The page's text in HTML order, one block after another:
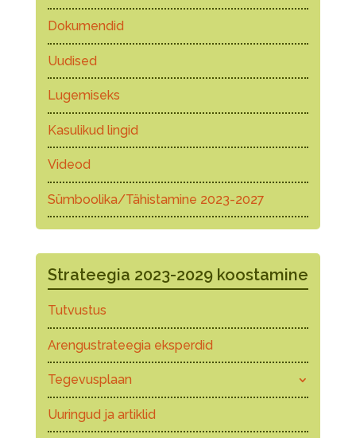
Dokumendid
Uudised
Lugemiseks
Kasulikud lingid
Videod
Sümboolika/Tähistamine 2023-2027
Strateegia 2023-2029 koostamine
Tutvustus
Arengustrateegia eksperdid
Tegevusplaan
Uuringud ja artiklid